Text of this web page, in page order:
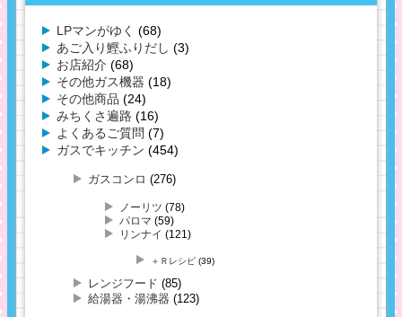
LPマンがゆく (68)
あご入り鰹ふりだし (3)
お店紹介 (68)
その他ガス機器 (18)
その他商品 (24)
みちくさ遍路 (16)
よくあるご質問 (7)
ガスでキッチン (454)
ガスコンロ (276)
ノーリツ (78)
パロマ (59)
リンナイ (121)
＋Ｒレシピ (39)
レンジフード (85)
給湯器・湯沸器 (123)